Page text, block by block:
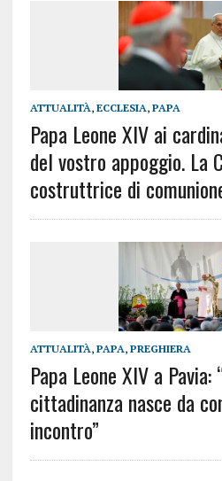
ATTUALITÀ, ECCLESIA, PAPA
Papa Leone XIV ai
del vostro appoggio. La
costruttrice di
ATTUALITÀ, PAPA, PREGHIERA
Papa Leone XIV a Pavia:
cittadinanza nasce da
incontro”